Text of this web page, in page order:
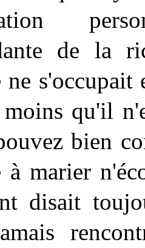
de la
ne
moins qu'il
bien
à marier
disait